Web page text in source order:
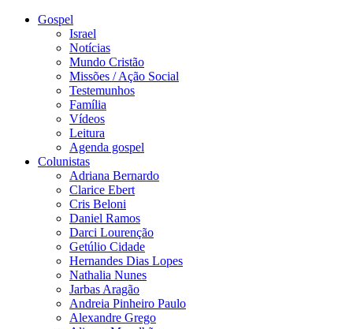
Gospel
Israel
Notícias
Mundo Cristão
Missões / Ação Social
Testemunhos
Família
Vídeos
Leitura
Agenda gospel
Colunistas
Adriana Bernardo
Clarice Ebert
Cris Beloni
Daniel Ramos
Darci Lourenção
Getúlio Cidade
Hernandes Dias Lopes
Nathalia Nunes
Jarbas Aragão
Andreia Pinheiro Paulo
Alexandre Grego